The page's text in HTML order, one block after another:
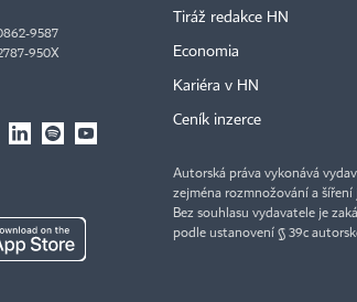
9587
950X
Tiráž redakce HN
Economia
Kariéra v HN
Ceník inzerce
Autorská práva vykonává
zejména rozmnožování a
Bez souhlasu vydavatele je
podle ustanovení § 39c